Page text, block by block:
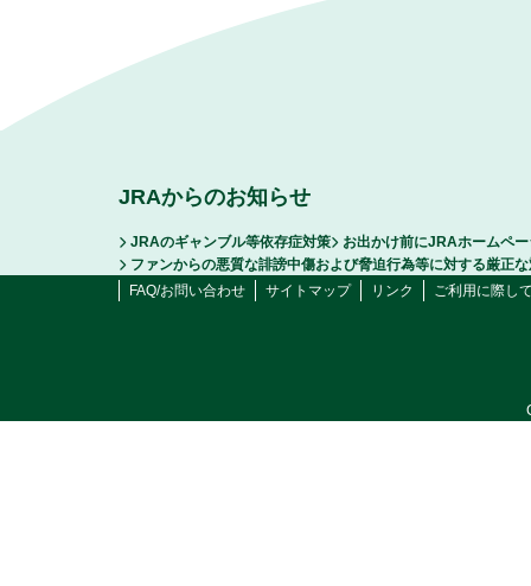
JRAからのお知らせ
JRAのギャンブル等依存症対策
お出かけ前にJRAホームペ
ファンからの悪質な誹謗中傷および脅迫行為等に対する厳正
FAQ/お問い合わせ
サイトマップ リンク ご利用に際し